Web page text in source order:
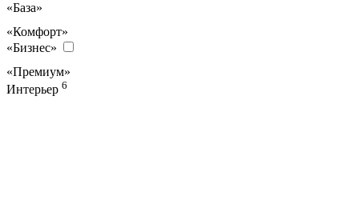
«База»
«Комфорт»
«Бизнес»
«Премиум»
Интерьер 6